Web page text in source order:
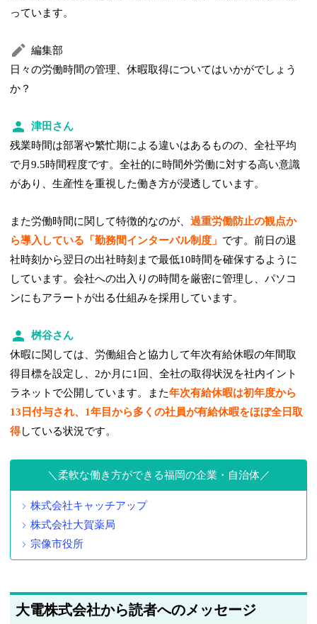
っています。
編集部
日々の労働時間の管理、休暇取得についてはいかがでしょう
か？
津田さん
残業時間は部署や繁忙期による違いはあるものの、全社平均
で月9.5時間程度です。全社的に時間外労働に対する高い意識
があり、生産性を重視した働き方が浸透しています。
また労働時間に関して特徴的なのが、過重労働防止の観点か
ら導入している「勤務間インターバル制度」 です。前日の退
社時刻から翌日の出社時刻まで最低10時間を確保するように
しています。会社への出入りの時間を厳密に管理し、パソコ
ンにもアラートが出る仕組みを採用しています。
桝谷さん
休暇に関しては、労働組合と協力して年次有給休暇の年間取
得目標を設定し、2か月に1回、全社の取得状況を社内イント
ラネットで公開しています。また年次有給休暇は初年度から
13日付与され、1年目から多くの社員が有給休暇をほぼ全日取
得している状況です。
柔軟な働き方ができる福岡の企業・自治体
株式会社キャッチアップ
株式会社大賀薬局
宗像市役所
大電株式会社から読者へのメッセージ